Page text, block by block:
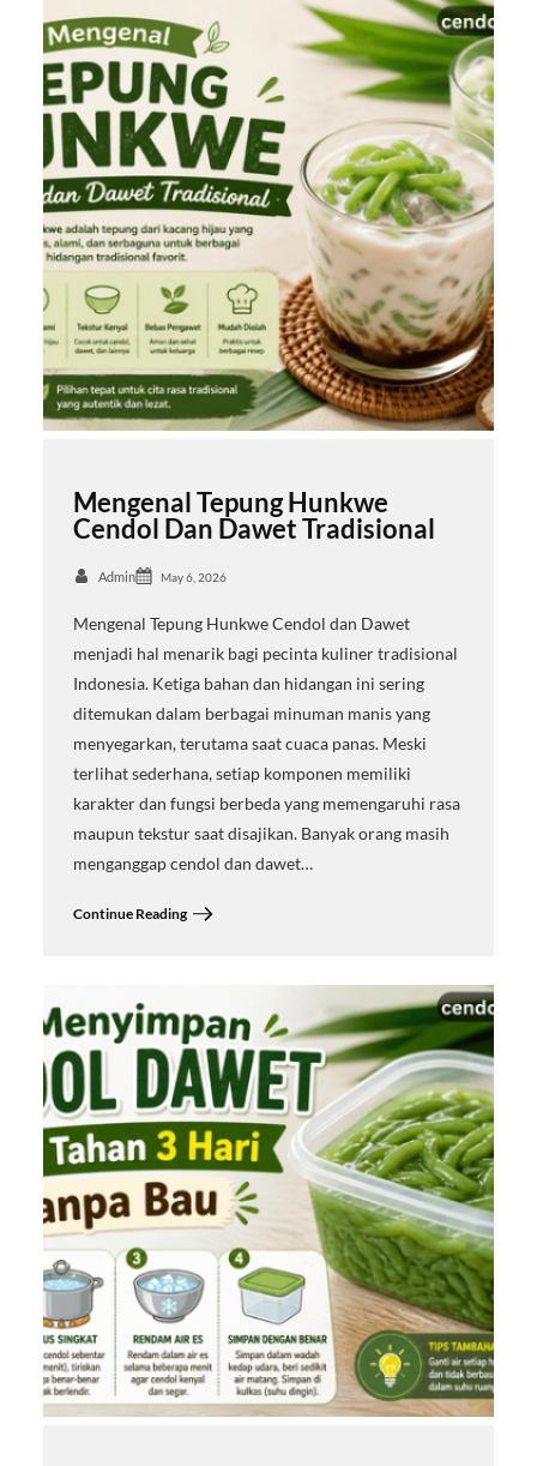
Mengenal Tepung Hunkwe
Cendol Dan Dawet Tradisional
Admin May 6, 2026
Mengenal Tepung Hunkwe Cendol dan Dawet
menjadi hal menarik bagi pecinta kuliner tradisional
Indonesia. Ketiga bahan dan hidangan ini sering
ditemukan dalam berbagai minuman manis yang
menyegarkan, terutama saat cuaca panas. Meski
terlihat sederhana, setiap komponen memiliki
karakter dan fungsi berbeda yang memengaruhi rasa
maupun tekstur saat disajikan. Banyak orang masih
menganggap cendol dan dawet…
Continue Reading